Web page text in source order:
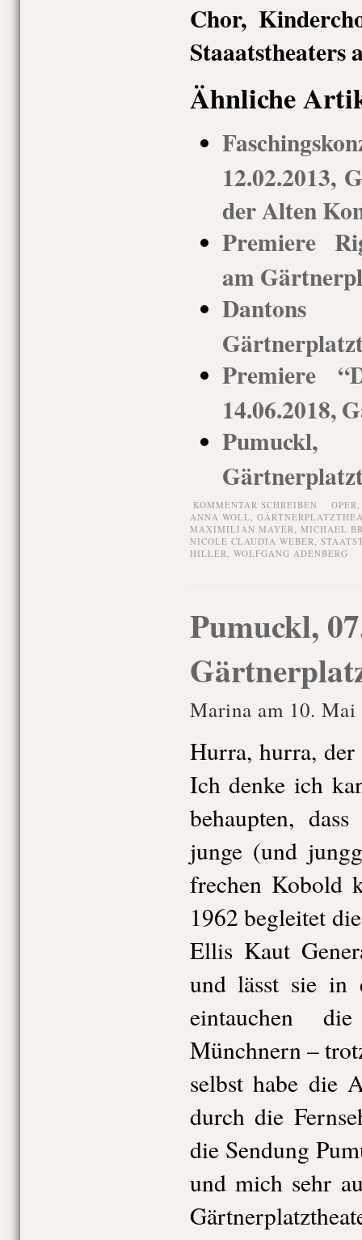
Chor,
Staaatstheaters
Ähnliche
12.02.2013,
der Alten
Premiere
am
Dantons
Premiere
14.06.2018,
KOMMENTAR SCHREIBEN
ANNA WOLL,
MAXIMILIAN MAYER, MICHAEL
NICOLE CLAUDIA WEBER,
HILLER, WOLFGANG ADENBERG
Pumuckl,
Marina am 10. Mai
Hurra, hurra,
Ich denke ich
behaupten,
junge (und
frechen Kobold
1962 begleitet
Ellis Kaut
und lässt sie in
eintauchen
Münchnern –
selbst habe die
durch die
die Sendung
und mich sehr